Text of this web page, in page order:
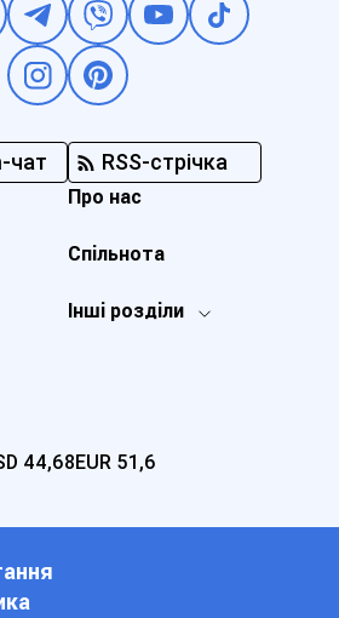
чат RSS-стрічка
Інші розділи
Про нас
Спільнота
44,68EUR 51,6